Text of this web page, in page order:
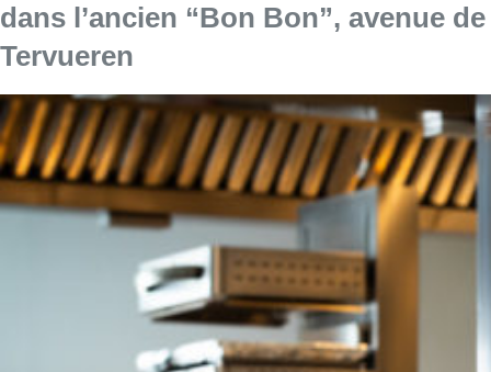
dans l’ancien “Bon Bon”, avenue de
Tervueren